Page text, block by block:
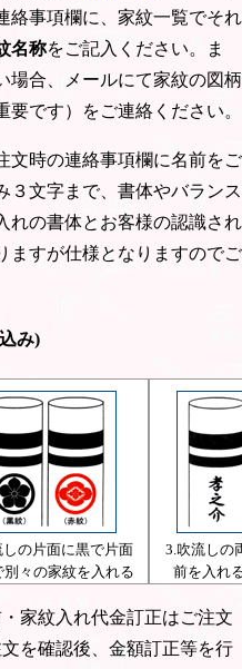
絡事項欄に、家紋一覧でそれ
名称をご記入ください。ま
場合、メールにて家紋の図柄
です）をご連絡ください。
文時の連絡事項欄に名前をご
３文字まで、書体やバランス
れの書体とお客様の認識され
ますが仕様となりますのでご
み)
しの片面に黒で片面
別々の家紋を入れる
3.吹流しの
前を入れ
家紋入れ代金訂正はご注文
を確認後、金額訂正等を行